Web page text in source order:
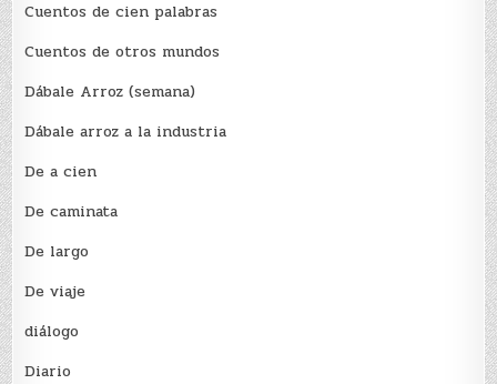
Cuentos de cien palabras
Cuentos de otros mundos
Dábale Arroz (semana)
Dábale arroz a la industria
De a cien
De caminata
De largo
De viaje
diálogo
Diario